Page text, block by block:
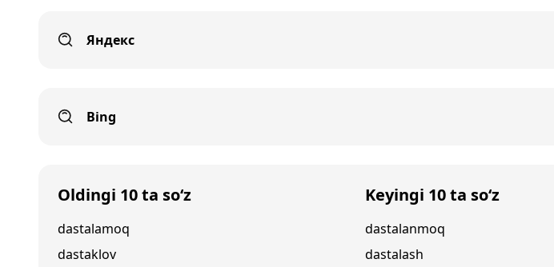
Яндекс
Bing
Oldingi 10 ta so‘z
dastalamoq
dastaklov
Keyingi 10 ta so‘z
dastalanmoq
dastalash